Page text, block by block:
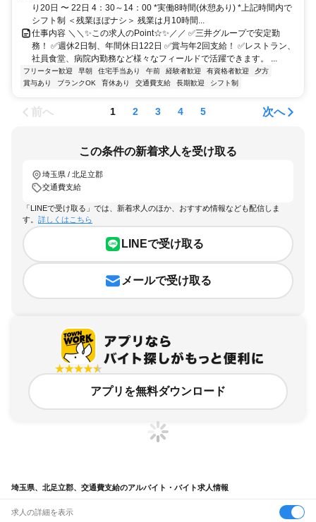
り20日 〜 22日 4：30～14：00 *実働8時間(休憩あり) *上記時間内で
シフト制 ＜残業ほぼナシ＞ 残業は月10時間...
仕事内容 ＼＼✨この求人のPoint☆✨／／ ✅三井グループで安定勤
務！ ✅週休2日制、年間休日122日 ✅賞与年2回支給！ ✅レストラン、
社員食堂、病院内勤務など様々なフィールドで活躍できます。 ...
フリーター歓迎 早朝 住宅手当あり 午前 経験者歓迎 有資格者歓迎
夕方
賞与あり
ブランクOK 育休あり 交通費支給 長期歓迎 シフト制
前へ 1 2 3 4 5 次へ
この条件の新着求人を受け取る
埼玉県 / 北足立郡
交通費支給
「LINEで受け取る」では、新着求人のほか、おすすめ情報なども配信しま
す。 詳しくはこちら
LINEで受け取る
メールで受け取る
アプリを無料ダウンロード
埼玉県、北足立郡、交通費支給のアルバイト・バイト求人情報
求人の詳細を表示